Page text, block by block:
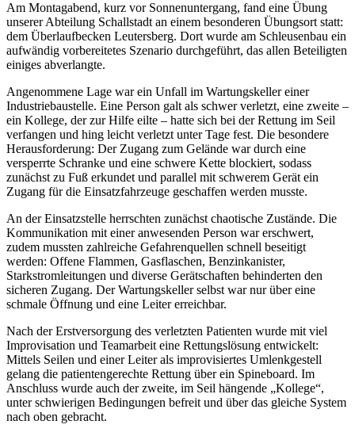
Am Montagabend, kurz vor Sonnenuntergang, fand eine Übung
unserer Abteilung Schallstadt an einem besonderen Übungsort statt:
dem Überlaufbecken Leutersberg. Dort wurde am Schleusenbau ein
aufwändig vorbereitetes Szenario durchgeführt, das allen Beteiligten
einiges abverlangte.
Angenommene Lage war ein Unfall im Wartungskeller einer
Industriebaustelle. Eine Person galt als schwer verletzt, eine zweite –
ein Kollege, der zur Hilfe eilte – hatte sich bei der Rettung im Seil
verfangen und hing leicht verletzt unter Tage fest. Die besondere
Herausforderung: Der Zugang zum Gelände war durch eine
versperrte Schranke und eine schwere Kette blockiert, sodass
zunächst zu Fuß erkundet und parallel mit schwerem Gerät ein
Zugang für die Einsatzfahrzeuge geschaffen werden musste.
An der Einsatzstelle herrschten zunächst chaotische Zustände. Die
Kommunikation mit einer anwesenden Person war erschwert,
zudem mussten zahlreiche Gefahrenquellen schnell beseitigt
werden: Offene Flammen, Gasflaschen, Benzinkanister,
Starkstromleitungen und diverse Gerätschaften behinderten den
sicheren Zugang. Der Wartungskeller selbst war nur über eine
schmale Öffnung und eine Leiter erreichbar.
Nach der Erstversorgung des verletzten Patienten wurde mit viel
Improvisation und Teamarbeit eine Rettungslösung entwickelt:
Mittels Seilen und einer Leiter als improvisiertes Umlenkgestell
gelang die patientengerechte Rettung über ein Spineboard. Im
Anschluss wurde auch der zweite, im Seil hängende „Kollege“,
unter schwierigen Bedingungen befreit und über das gleiche System
nach oben gebracht.